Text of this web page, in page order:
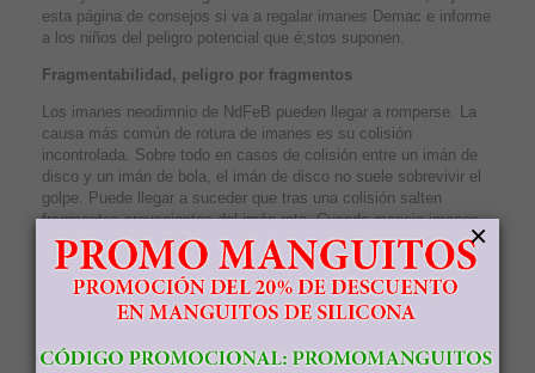
esta página de consejos si va a regalar imanes Demac e informe
a los niños del peligro potencial que é;stos suponen.
Fragmentabilidad, peligro por fragmentos
Los imanes neodimnio de NdFeB pueden llegar a romperse. La
causa más común de rotura de imanes es su colisión
incontrolada. Sobre todo en casos de colisión entre un imán de
disco y un imán de bola, el imán de disco no suele sobrevivir el
golpe. Puede llegar a suceder que tras una colisión salten
fragmentos provenientes del imán roto. Cuando maneje imanes
mayores Vd. debería hacer uso de guantes y gafas de
protección. En cualquier caso deberá tener cuidado con los
imanes e intentar evitar que é;stos colisionen.
Peligro para niños
Existe el peligro de que los niños introduzcan los imanes
×